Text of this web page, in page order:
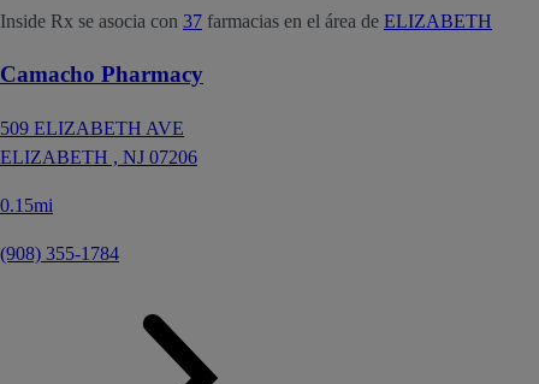
Inside Rx se asocia con 37 farmacias en el área de ELIZABETH
Camacho Pharmacy
509 ELIZABETH AVE
ELIZABETH , NJ 07206
0.15mi
(908) 355-1784